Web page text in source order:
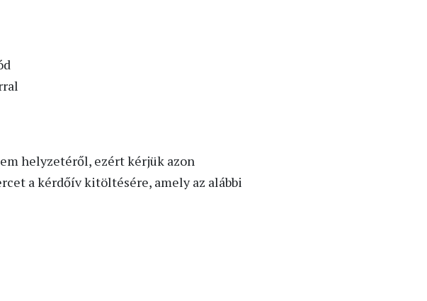
helyzetéről, ezért kérjük azon
a kérdőív kitöltésére, amely az alábbi